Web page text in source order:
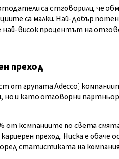
са отговорили, че
са малки. Най-добър
най-висок процентът на
преход
от групата Adecco)
и като отговорни
от компаниите по света
преход. Ниска е
статистиката на